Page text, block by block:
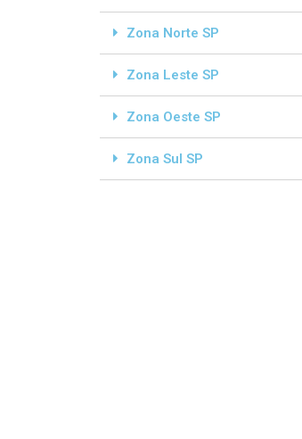
Zona Norte SP
Zona Leste SP
Zona Oeste SP
Zona Sul SP